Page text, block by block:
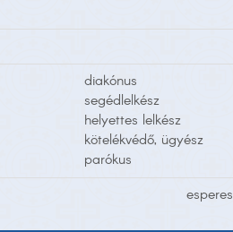
diakónus
segédlelkész
helyettes lelkész
kötelékvédő, ügyész
parókus
esperes